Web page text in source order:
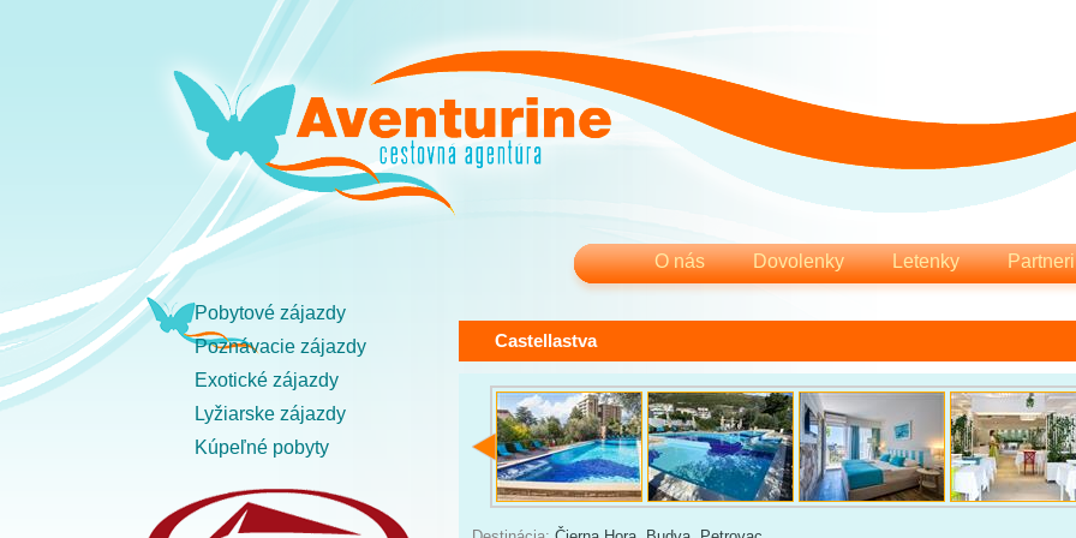
O nás Dovolenky Letenky Partneri
Pobytové zájazdy
Poznávacie zájazdy
Exotické zájazdy
Lyžiarske zájazdy
Kúpeľné pobyty
Castellastva